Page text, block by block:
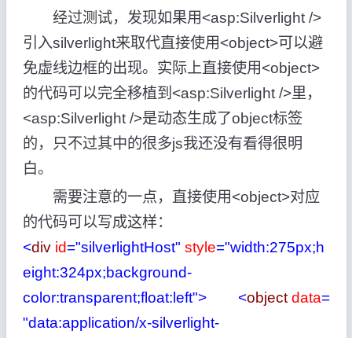
经过测试，发现如果用<asp:Silverlight />
引入silverlight来取代直接使用<object>可以避
免虚线边框的出现。实际上直接使用<object>
的代码可以完全移植到<asp:Silverlight />里，
<asp:Silverlight />是动态生成了object标签
的，只不过其中的很多js我还没有看得很明
白。
需要注意的一点，直接使用<object>对应
的代码可以写成这样：
<div id="silverlightHost" style="width:275px;h
eight:324px;background-
color:transparent;float:left"> <object data=
"data:application/x-silverlight-